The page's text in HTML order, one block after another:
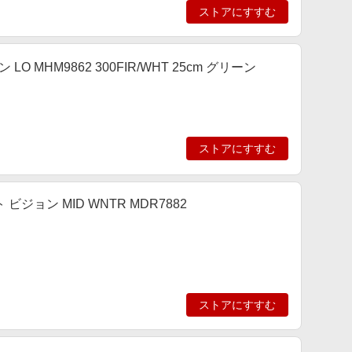
ストアにすすむ
LO MHM9862 300FIR/WHT 25cm グリーン
ストアにすすむ
ビジョン MID WNTR MDR7882
ストアにすすむ